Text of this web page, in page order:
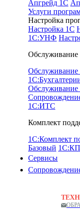
Апгрейд 1С
Услуги
Настройка
Настройка 1С
1С:УНФ
Обслуживание
Обслуживание
Обслуживание
1С:ИТС
Комплект
1С:Комплект
Базовый
Сервисы